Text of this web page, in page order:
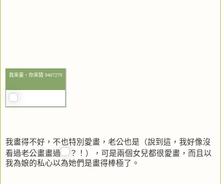
我來畫，你來猜 9407279
我畫得不好，不也特別愛畫，老公也是（說到這，我好像沒
看過老公畫畫過
？！），可是兩個女兒都很愛畫，而且以
我為娘的私心以為她們是畫得棒極了。